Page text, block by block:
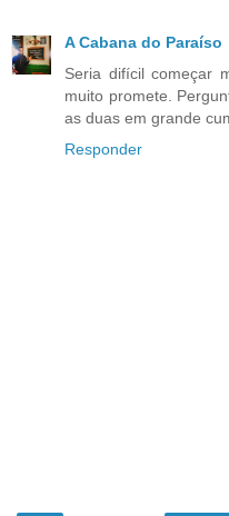
A Cabana do Paraíso
Seria difícil começar
muito promete.
as duas em grande
Responder